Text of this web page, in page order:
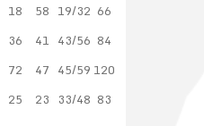
18 58 19/32 66
36 41 43/56 84
72 47 45/59 120
25 23 33/48 83